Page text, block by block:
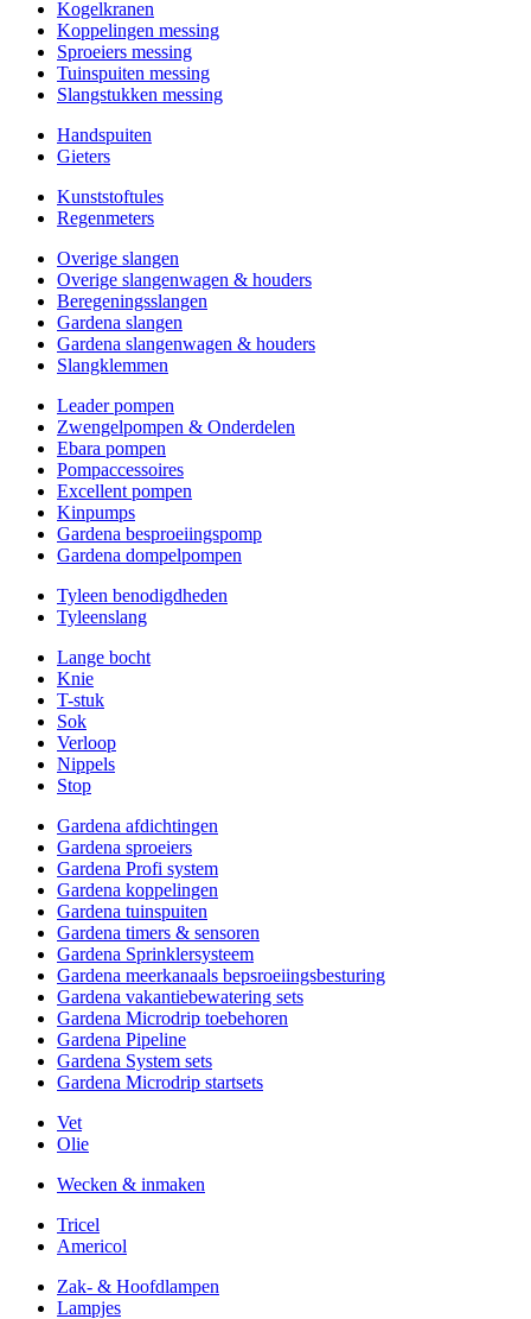
Kogelkranen
Koppelingen messing
Sproeiers messing
Tuinspuiten messing
Slangstukken messing
Handspuiten
Gieters
Kunststoftules
Regenmeters
Overige slangen
Overige slangenwagen & houders
Beregeningsslangen
Gardena slangen
Gardena slangenwagen & houders
Slangklemmen
Leader pompen
Zwengelpompen & Onderdelen
Ebara pompen
Pompaccessoires
Excellent pompen
Kinpumps
Gardena besproeiingspomp
Gardena dompelpompen
Tyleen benodigdheden
Tyleenslang
Lange bocht
Knie
T-stuk
Sok
Verloop
Nippels
Stop
Gardena afdichtingen
Gardena sproeiers
Gardena Profi system
Gardena koppelingen
Gardena tuinspuiten
Gardena timers & sensoren
Gardena Sprinklersysteem
Gardena meerkanaals bepsroeiingsbesturing
Gardena vakantiebewatering sets
Gardena Microdrip toebehoren
Gardena Pipeline
Gardena System sets
Gardena Microdrip startsets
Vet
Olie
Wecken & inmaken
Tricel
Americol
Zak- & Hoofdlampen
Lampjes